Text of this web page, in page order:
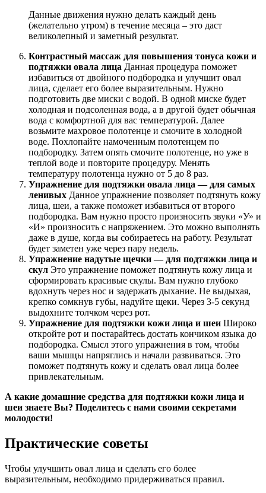
Данные движения нужно делать каждый день
(желательно утром) в течение месяца – это даст
великолепный и заметный результат.
Контрастный массаж для повышения тонуса кожи и
подтяжки овала лица Данная процедура поможет
избавиться от двойного подбородка и улучшит овал
лица, сделает его более выразительным. Нужно
подготовить две миски с водой. В одной миске будет
холодная и подсоленная вода, а в другой будет обычная
вода с комфортной для вас температурой. Далее
возьмите махровое полотенце и смочите в холодной
воде. Похлопайте намоченным полотенцем по
подбородку. Затем опять смочите полотенце, но уже в
теплой воде и повторите процедуру. Менять
температуру полотенца нужно от 5 до 8 раз.
Упражнение для подтяжки овала лица — для самых
ленивых Данное упражнение позволяет подтянуть кожу
лица, шеи, а также поможет избавиться от второго
подбородка. Вам нужно просто произносить звуки «У» и
«И» произносить с напряжением. Это можно выполнять
даже в душе, когда вы собираетесь на работу. Результат
будет заметен уже через пару недель.
Упражнение надутые щечки — для подтяжки лица и
скул Это упражнение поможет подтянуть кожу лица и
сформировать красивые скулы. Вам нужно глубоко
вдохнуть через нос и задержать дыхание. Не выдыхая,
крепко сомкнув губы, надуйте щеки. Через 3-5 секунд
выдохните толчком через рот.
Упражнение для подтяжки кожи лица и шеи Широко
откройте рот и постарайтесь достать кончиком языка до
подбородка. Смысл этого упражнения в том, чтобы
ваши мышцы напряглись и начали развиваться. Это
поможет подтянуть кожу и сделать овал лица более
привлекательным.
А какие домашние средства для подтяжки кожи лица и
шеи знаете Вы? Поделитесь с нами своими секретами
молодости!
Практические советы
Чтобы улучшить овал лица и сделать его более
выразительным, необходимо придерживаться правил.